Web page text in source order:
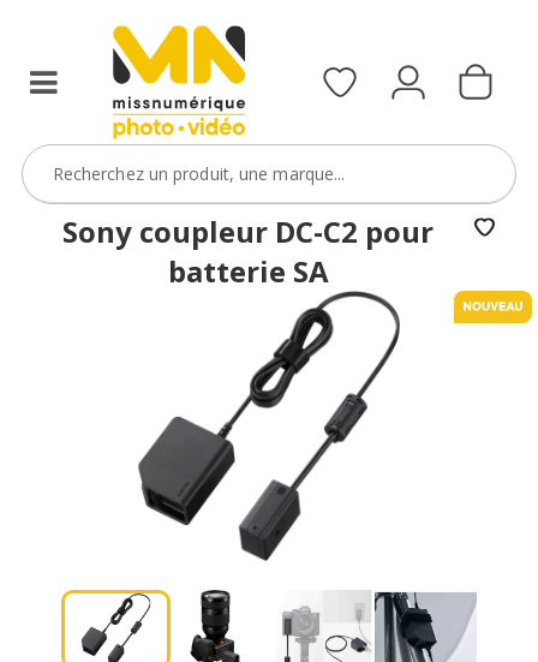
Sony coupleur DC-C2 pour
batterie SA